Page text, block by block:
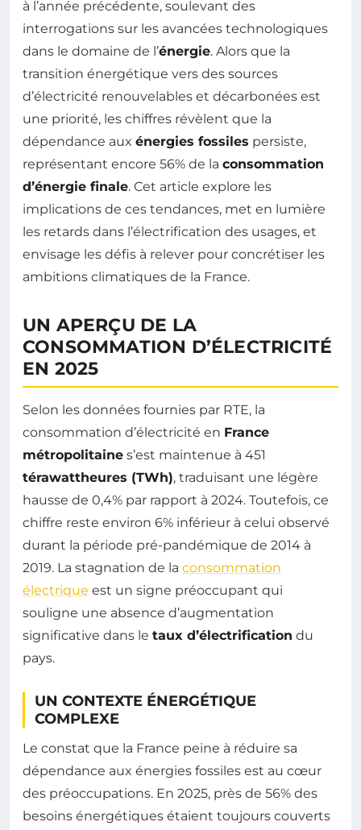
à l’année précédente, soulevant des
interrogations sur les avancées technologiques
dans le domaine de l’énergie. Alors que la
transition énergétique vers des sources
d’électricité renouvelables et décarbonées est
une priorité, les chiffres révèlent que la
dépendance aux énergies fossiles persiste,
représentant encore 56% de la consommation
d’énergie finale. Cet article explore les
implications de ces tendances, met en lumière
les retards dans l’électrification des usages, et
envisage les défis à relever pour concrétiser les
ambitions climatiques de la France.
UN APERÇU DE LA
CONSOMMATION D’ÉLECTRICITÉ
EN 2025
Selon les données fournies par RTE, la
consommation d’électricité en France
métropolitaine s’est maintenue à 451
térawattheures (TWh), traduisant une légère
hausse de 0,4% par rapport à 2024. Toutefois, ce
chiffre reste environ 6% inférieur à celui observé
durant la période pré-pandémique de 2014 à
2019. La stagnation de la consommation
électrique est un signe préoccupant qui
souligne une absence d’augmentation
significative dans le taux d’électrification du
pays.
UN CONTEXTE ÉNERGÉTIQUE
COMPLEXE
Le constat que la France peine à réduire sa
dépendance aux énergies fossiles est au cœur
des préoccupations. En 2025, près de 56% des
besoins énergétiques étaient toujours couverts